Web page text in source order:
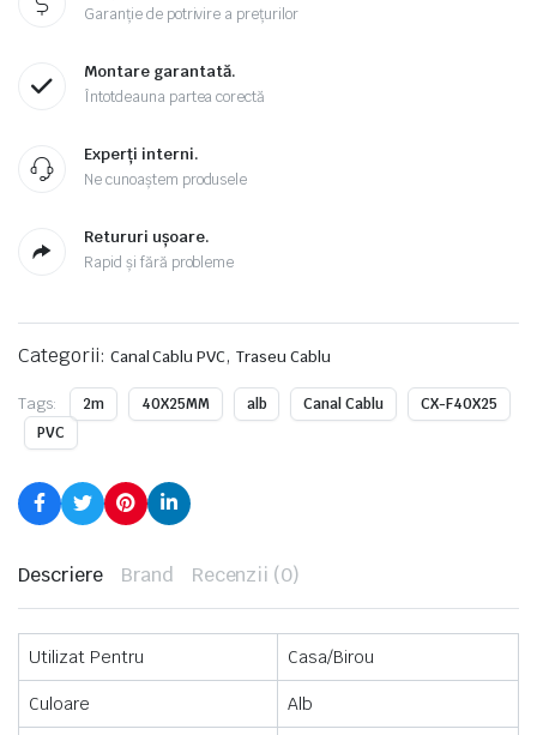
Garanție de potrivire a prețurilor
Montare garantată.
Întotdeauna partea corectă
Experți interni.
Ne cunoaștem produsele
Retururi ușoare.
Rapid și fără probleme
Categorii: Canal Cablu PVC,Traseu Cablu
Tags: 2m 40X25MM alb Canal Cablu
CX-F40X25
PVC
Descriere Brand Recenzii (0)
Utilizat Pentru Casa/Birou
Culoare Alb